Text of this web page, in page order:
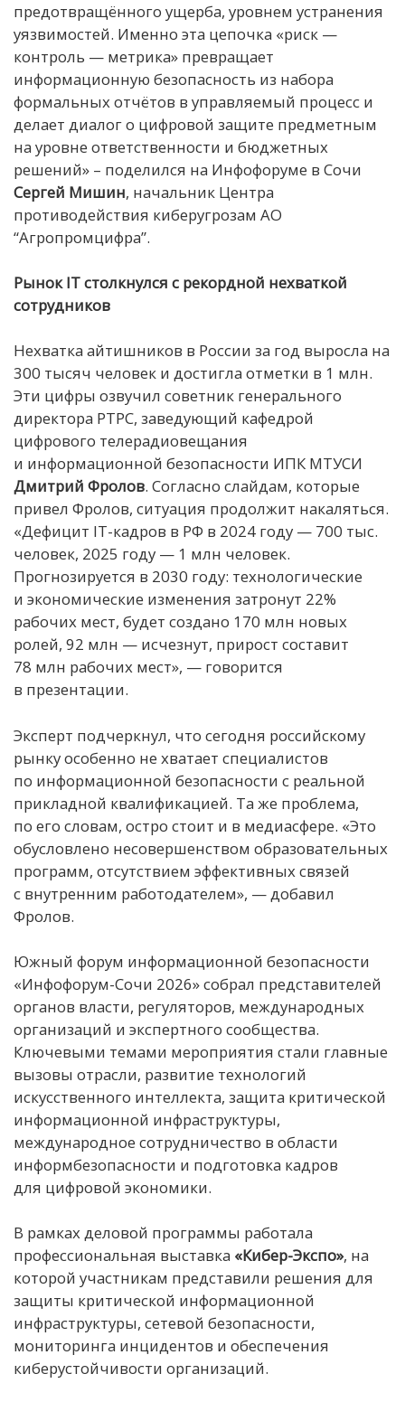
предотвращённого ущерба, уровнем устранения
уязвимостей. Именно эта цепочка «риск —
контроль — метрика» превращает
информационную безопасность из набора
формальных отчётов в управляемый процесс и
делает диалог о цифровой защите предметным
на уровне ответственности и бюджетных
решений» – поделился на Инфофоруме в Сочи
Сергей Мишин, начальник Центра
противодействия киберугрозам АО
“Агропромцифра”.
Рынок IT столкнулся с рекордной нехваткой
сотрудников
Нехватка айтишников в России за год выросла на
300 тысяч человек и достигла отметки в 1 млн.
Эти цифры озвучил советник генерального
директора РТРС, заведующий кафедрой
цифрового телерадиовещания
и информационной безопасности ИПК МТУСИ
Дмитрий Фролов. Согласно слайдам, которые
привел Фролов, ситуация продолжит накаляться.
«Дефицит IT-кадров в РФ в 2024 году — 700 тыс.
человек, 2025 году — 1 млн человек.
Прогнозируется в 2030 году: технологические
и экономические изменения затронут 22%
рабочих мест, будет создано 170 млн новых
ролей, 92 млн — исчезнут, прирост составит
78 млн рабочих мест», — говорится
в презентации.
Эксперт подчеркнул, что сегодня российскому
рынку особенно не хватает специалистов
по информационной безопасности с реальной
прикладной квалификацией. Та же проблема,
по его словам, остро стоит и в медиасфере. «Это
обусловлено несовершенством образовательных
программ, отсутствием эффективных связей
с внутренним работодателем», — добавил
Фролов.
Южный форум информационной безопасности
«Инфофорум-Сочи 2026» собрал представителей
органов власти, регуляторов, международных
организаций и экспертного сообщества.
Ключевыми темами мероприятия стали главные
вызовы отрасли, развитие технологий
искусственного интеллекта, защита критической
информационной инфраструктуры,
международное сотрудничество в области
информбезопасности и подготовка кадров
для цифровой экономики.
В рамках деловой программы работала
профессиональная выставка «Кибер-Экспо», на
которой участникам представили решения для
защиты критической информационной
инфраструктуры, сетевой безопасности,
мониторинга инцидентов и обеспечения
киберустойчивости организаций.